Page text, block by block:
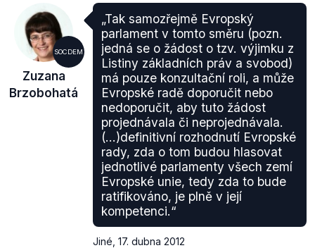
neústavnost, což dokazuje
tisková zpráva :
Senát:Ve smyslu § 119a odst. 1 písm. d) jednacího
řádu Senátu - se zřetelem k ústavně sporným
okolnostem, za nichž vznikl příslib možnosti České
republiky připojit se k Protokolu č. 30 o uplatňování
Listiny základních práv Evropské unie v Polsku a ve
Spojeném království- vzhledem k souhlasu s
ratifikací Lisabonské smlouvy včetně Listiny
základních práv Evropské unie schválenému
třípětinovou většinou oběma komorami Parlamentu
České republiky, a to bez jakýchkoliv výjimek z
uplatňování Listiny základních práv Evropské unie,
vzhledem k obavě ze snížení standardu ochrany
základních práv a svobod občanů České republiky
SOCDEM
Zuzana
Brzobohatá
„Tak samozřejmě Evropský
parlament v tomto směru (pozn.
jedná se o žádost o tzv. výjimku z
Listiny základních práv a svobod)
má pouze konzultační roli, a může
Evropské radě doporučit nebo
nedoporučit, aby tuto žádost
projednávala či neprojednávala.
(…)definitivní rozhodnutí Evropské
rady, zda o tom budou hlasovat
jednotlivé parlamenty všech zemí
Evropské unie, tedy zda to bude
ratifikováno, je plně v její
kompetenci.“
Jiné 17. dubna 2012